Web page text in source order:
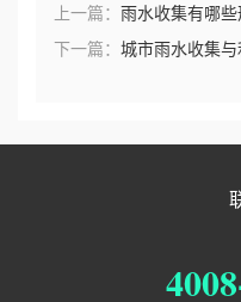
上一篇： 雨水收集有哪
下一篇： 城市雨水收集